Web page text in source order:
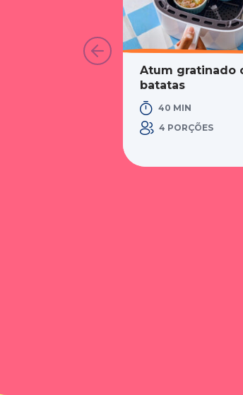
Atum gratinado
batatas
40 MIN
4 PORÇÕES